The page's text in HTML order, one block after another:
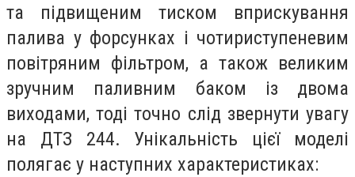
та підвищеним тиском вприскування
палива у форсунках і чотириступеневим
повітряним фільтром, а також великим
зручним паливним баком із двома
виходами, тоді точно слід звернути увагу
на ДТЗ 244. Унікальність цієї моделі
полягає у наступних характеристиках: